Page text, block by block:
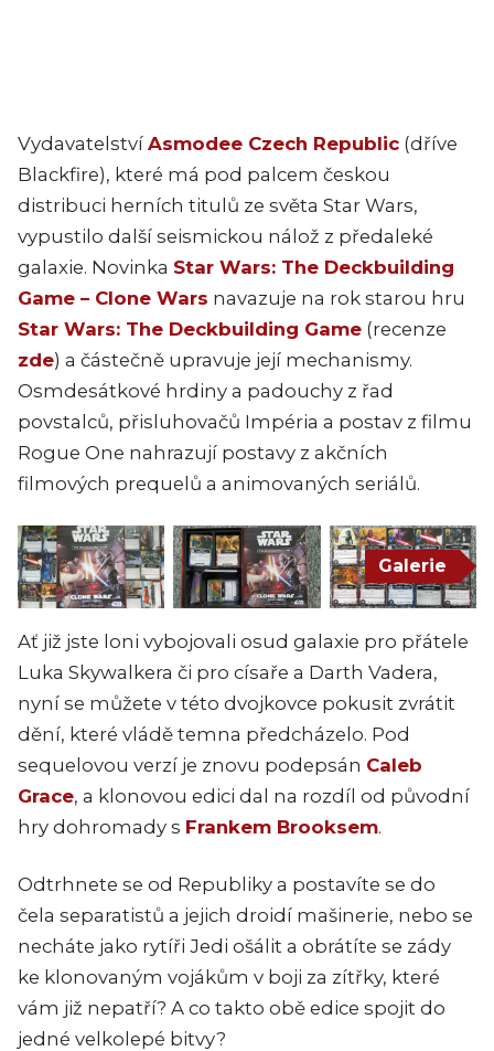
Vydavatelství Asmodee Czech Republic (dříve
Blackfire), které má pod palcem českou
distribuci herních titulů ze světa Star Wars,
vypustilo další seismickou nálož z předaleké
galaxie. Novinka Star Wars: The Deckbuilding
Game – Clone Wars navazuje na rok starou hru
Star Wars: The Deckbuilding Game (recenze
zde) a částečně upravuje její mechanismy.
Osmdesátkové hrdiny a padouchy z řad
povstalců, přisluhovačů Impéria a postav z filmu
Rogue One nahrazují postavy z akčních
filmových prequelů a animovaných seriálů.
Galerie
Ať již jste loni vybojovali osud galaxie pro přátele
Luka Skywalkera či pro císaře a Darth Vadera,
nyní se můžete v této dvojkovce pokusit zvrátit
dění, které vládě temna předcházelo. Pod
sequelovou verzí je znovu podepsán Caleb
Grace, a klonovou edici dal na rozdíl od původní
hry dohromady s Frankem Brooksem.
Odtrhnete se od Republiky a postavíte se do
čela separatistů a jejich droidí mašinerie, nebo se
necháte jako rytíři Jedi ošálit a obrátíte se zády
ke klonovaným vojákům v boji za zítřky, které
vám již nepatří? A co takto obě edice spojit do
jedné velkolepé bitvy?